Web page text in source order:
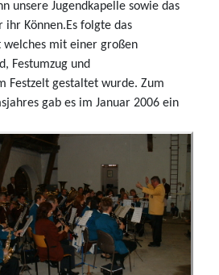
unsere Jugendkapelle sowie das
ihr Können.Es folgte das
welches mit einer großen
Festumzug und
Festzelt gestaltet wurde. Zum
gab es im Januar 2006 ein